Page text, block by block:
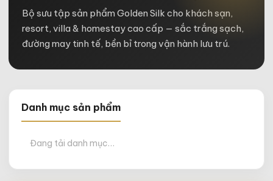
Bộ sưu tập sản phẩm Golden Silk cho khách sạn,
resort, villa & homestay cao cấp — sắc trắng sạch,
đường may tinh tế, bền bỉ trong vận hành lưu trú.
Danh mục sản phẩm
Đang tải danh mục…